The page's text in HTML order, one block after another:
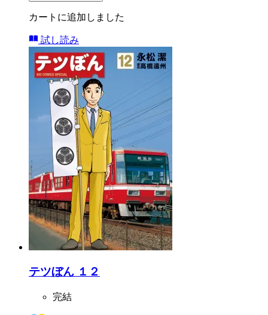
カートに追加しました
試し読み
テツぼん １２
完結